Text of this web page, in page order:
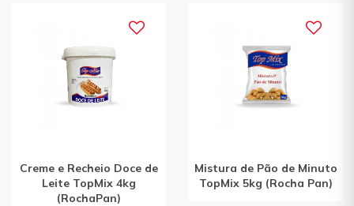
Creme e Recheio Doce de
Leite TopMix 4kg
(RochaPan)
Mistura de Pão de Minuto
TopMix 5kg (Rocha Pan)